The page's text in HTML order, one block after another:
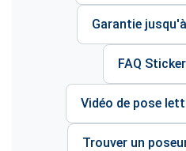
Garantie
FAQ
Vidéo de pose
Trouver un